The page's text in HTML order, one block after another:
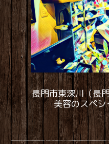
長門市東深川（長
美容のスペ